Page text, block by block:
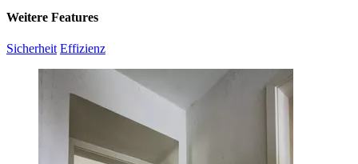
Weitere Features
Sicherheit Effizienz